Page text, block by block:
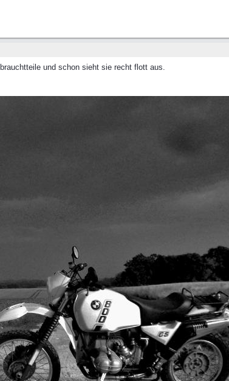
und schon sieht sie recht flott aus.